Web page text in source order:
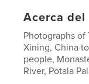
Acerca
Photographs
Xining, China
people,
River, Potala